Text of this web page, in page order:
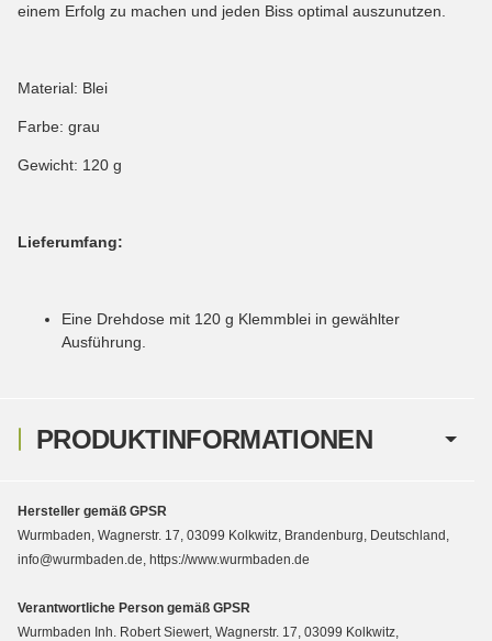
PRODUKTINFORMATIONEN
einem Erfolg zu machen und jeden Biss optimal auszunutzen.
Material: Blei
Farbe: grau
Gewicht: 120 g
Lieferumfang:
Eine Drehdose mit 120 g Klemmblei in gewählter
Ausführung.
Hersteller gemäß GPSR
Wurmbaden, Wagnerstr. 17, 03099 Kolkwitz, Brandenburg, Deutschland,
info@wurmbaden.de, https://www.wurmbaden.de
Verantwortliche Person gemäß GPSR
Wurmbaden Inh. Robert Siewert, Wagnerstr. 17, 03099 Kolkwitz,